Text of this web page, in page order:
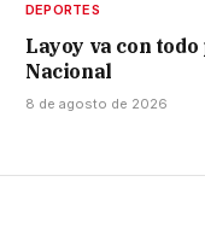
DEPORTES
Layoy va con
Nacional
8 de agosto de 2026